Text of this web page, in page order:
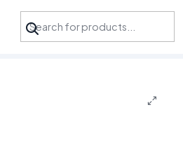
EN TUBBEES ESTE DÍA DEL NIÑO!
100 Ml